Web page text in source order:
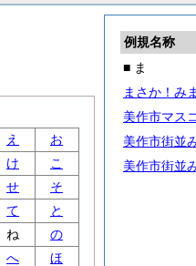
例規名称
■ ま
まさか！み
美作市マス
美作市街並
美作市街並
え
お
け
こ
せ
そ
て
と
ね
の
へ
ほ